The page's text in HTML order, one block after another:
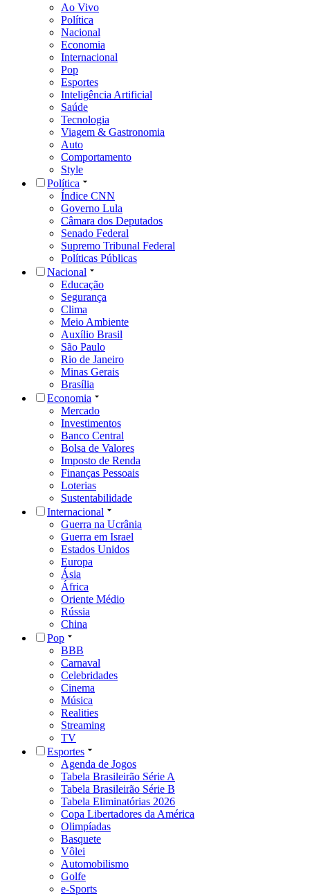
Ao Vivo
Política
Nacional
Economia
Internacional
Pop
Esportes
Inteligência Artificial
Saúde
Tecnologia
Viagem & Gastronomia
Auto
Comportamento
Style
Política
Índice CNN
Governo Lula
Câmara dos Deputados
Senado Federal
Supremo Tribunal Federal
Políticas Públicas
Nacional
Educação
Segurança
Clima
Meio Ambiente
Auxílio Brasil
São Paulo
Rio de Janeiro
Minas Gerais
Brasília
Economia
Mercado
Investimentos
Banco Central
Bolsa de Valores
Imposto de Renda
Finanças Pessoais
Loterias
Sustentabilidade
Internacional
Guerra na Ucrânia
Guerra em Israel
Estados Unidos
Europa
Ásia
África
Oriente Médio
Rússia
China
Pop
BBB
Carnaval
Celebridades
Cinema
Música
Realities
Streaming
TV
Esportes
Agenda de Jogos
Tabela Brasileirão Série A
Tabela Brasileirão Série B
Tabela Eliminatórias 2026
Copa Libertadores da América
Olimpíadas
Basquete
Vôlei
Automobilismo
Golfe
e-Sports